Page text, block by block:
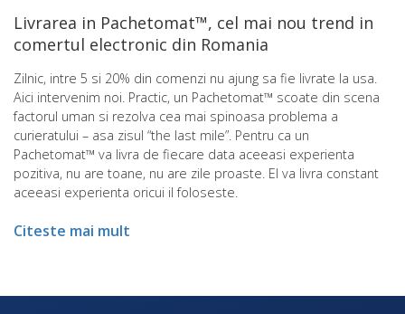
Livrarea in Pachetomat™, cel mai nou trend in
comertul electronic din Romania
Zilnic, intre 5 si 20% din comenzi nu ajung sa fie livrate la usa.
Aici intervenim noi. Practic, un Pachetomat™ scoate din scena
factorul uman si rezolva cea mai spinoasa problema a
curieratului – asa zisul “the last mile”. Pentru ca un
Pachetomat™ va livra de fiecare data aceeasi experienta
pozitiva, nu are toane, nu are zile proaste. El va livra constant
aceeasi experienta oricui il foloseste.
Citeste mai mult